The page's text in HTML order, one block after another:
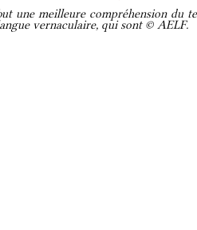
une meilleure compréhension du
vernaculaire, qui sont © AELF.